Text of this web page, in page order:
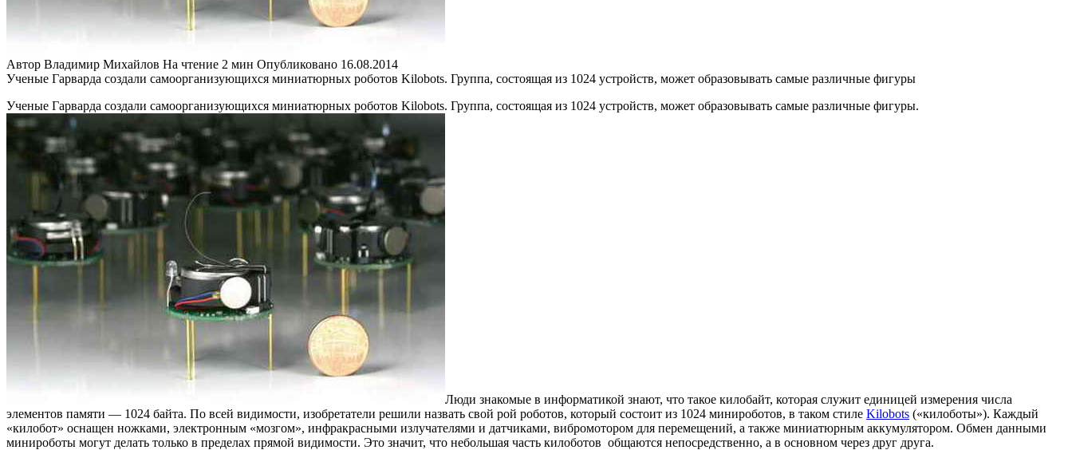
Автор Владимир Михайлов На чтение 2 мин Опубликовано 16.08.2014
Ученые Гарварда создали самоорганизующихся миниатюрных роботов Kilobots. Группа, состоящая из 1024 устройств, может образовывать самые различные фигуры
Ученые Гарварда создали самоорганизующихся миниатюрных роботов Kilobots. Группа, состоящая из 1024 устройств, может образовывать самые различные фигуры.
Люди знакомые в информатикой знают, что такое килобайт, которая служит единицей измерения числа
элементов памяти — 1024 байта. По всей видимости, изобретатели решили назвать свой рой роботов, который состоит из 1024 минироботов, в таком стиле Kilobots («килоботы»). Каждый
«килобот» оснащен ножками, электронным «мозгом», инфракрасными излучателями и датчиками, вибромотором для перемещений, а также миниатюрным аккумулятором. Обмен данными
минироботы могут делать только в пределах прямой видимости. Это значит, что небольшая часть килоботов общаются непосредственно, а в основном через друг друга.